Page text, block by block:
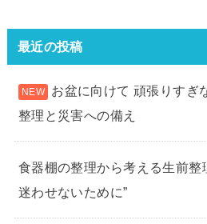
最近の投稿
お盆に向けて 頑張りすぎ
整理と災害への備え
食器棚の整理から考える生前整
迷わせないために”